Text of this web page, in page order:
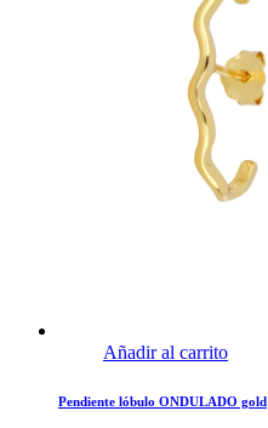
Añadir al carrito
Pendiente lóbulo ONDULADO gold